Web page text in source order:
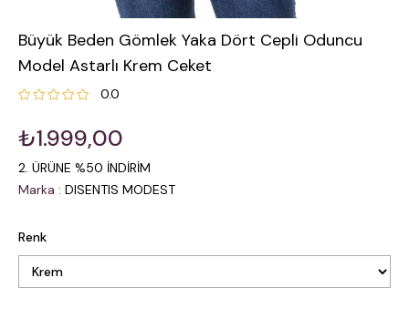
Büyük Beden Gömlek Yaka Dört Cepli Oduncu
Model Astarlı Krem Ceket
0.0
₺1.999,00
2. ÜRÜNE %50 İNDİRİM
Marka : DISENTIS MODEST
Renk